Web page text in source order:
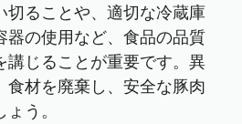
切ることや、適切な冷蔵庫
器の使用など、食品の品質
講じることが重要です。異
食材を廃棄し、安全な豚肉
う。